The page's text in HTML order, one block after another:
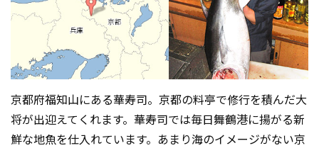
京都府福知山にある華寿司。京都の料亭で修行を積んだ大
将が出迎えてくれます。華寿司では毎日舞鶴港に揚がる新
鮮な地魚を仕入れています。あまり海のイメージがない京